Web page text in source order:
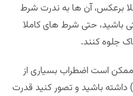
برعکس، آن ها به ندرت شرط
باشید، حتی شرط های کاملا
جلوه کنند.
است اضطراب بسیاری از
باشید و تصور کنید قدرت